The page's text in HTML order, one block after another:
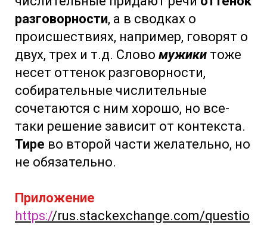
разговорности, а в сводках о
происшествиях, например, говорят о
двух, трех и т.д. Слово мужики тоже
несет оттенок разговорности,
собирательные числительные
сочетаются с ним хорошо, но все-
таки решение зависит от контекста.
Тире во второй части желательно, но
не обязательно.
Приложение
https://rus.stackexchange.com/questio